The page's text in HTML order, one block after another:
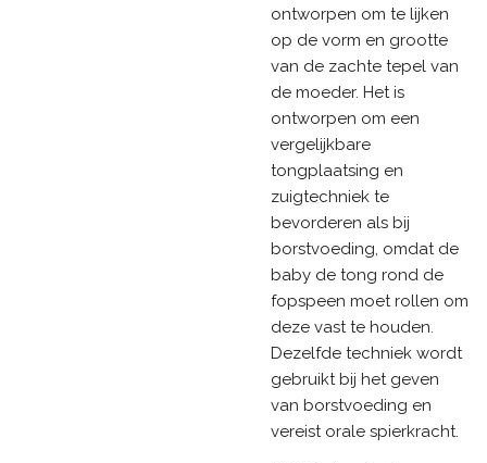
ontworpen om te lijken
op de vorm en grootte
van de zachte tepel van
de moeder. Het is
ontworpen om een
vergelijkbare
tongplaatsing en
zuigtechniek te
bevorderen als bij
borstvoeding, omdat de
baby de tong rond de
fopspeen moet rollen om
deze vast te houden.
Dezelfde techniek wordt
gebruikt bij het geven
van borstvoeding en
vereist orale spierkracht.